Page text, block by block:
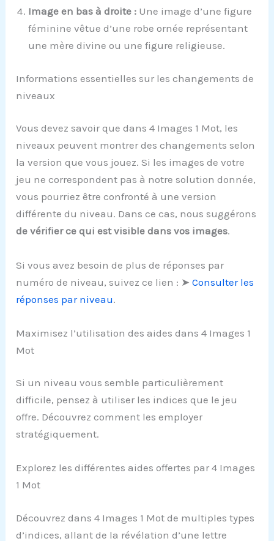
Image en bas à droite : Une image d’une figure
féminine vêtue d’une robe ornée représentant
une mère divine ou une figure religieuse.
Informations essentielles sur les changements de
niveaux
Vous devez savoir que dans 4 Images 1 Mot, les
niveaux peuvent montrer des changements selon
la version que vous jouez. Si les images de votre
jeu ne correspondent pas à notre solution donnée,
vous pourriez être confronté à une version
différente du niveau. Dans ce cas, nous suggérons
de vérifier ce qui est visible dans vos images.
Si vous avez besoin de plus de réponses par
numéro de niveau, suivez ce lien : ➤Consulter les
réponses par niveau.
Maximisez l’utilisation des aides dans 4 Images 1
Mot
Si un niveau vous semble particulièrement
difficile, pensez à utiliser les indices que le jeu
offre. Découvrez comment les employer
stratégiquement.
Explorez les différentes aides offertes par 4 Images
1 Mot
Découvrez dans 4 Images 1 Mot de multiples types
d’indices, allant de la révélation d’une lettre